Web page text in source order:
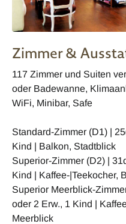
Zimmer &
117 Zimmer und Suiten
oder Badewanne,
WiFi, Minibar, Safe
Standard-Zimmer (D1) |
Kind | Balkon, Stadtblick
Superior-Zimmer (D2) |
Kind | Kaffee-|Teekocher,
Superior Meerblick-
oder 2 Erw., 1 Kind |
Meerblick